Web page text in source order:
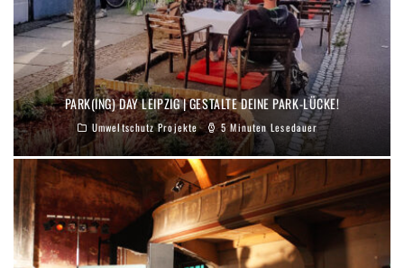
PARK(ING) DAY LEIPZIG | GESTALTE DEINE PARK-LÜCKE!
Umweltschutz Projekte 5 Minuten Lesedauer